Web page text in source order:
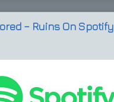
– Ruins On Spotify